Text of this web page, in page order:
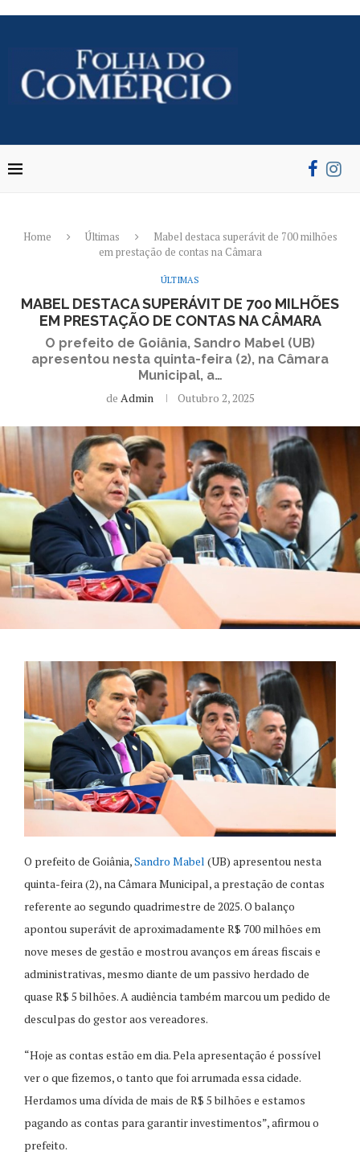
Home Últimas
Mabel destaca superávit de 700 milhões
em prestação de contas na Câmara
ÚLTIMAS
MABEL DESTACA SUPERÁVIT DE 700 MILHÕES
EM PRESTAÇÃO DE CONTAS NA CÂMARA
O prefeito de Goiânia, Sandro Mabel (UB)
apresentou nesta quinta-feira (2), na Câmara
Municipal, a…
de Admin Outubro 2, 2025
O prefeito de Goiânia,Sandro Mabel (UB) apresentou nesta
quinta-feira (2), na Câmara Municipal, a prestação de contas
referente ao segundo quadrimestre de 2025. O balanço
apontou superávit de aproximadamente R$ 700 milhões em
nove meses de gestão e mostrou avanços em áreas fiscais e
administrativas, mesmo diante de um passivo herdado de
quase R$ 5 bilhões. A audiência também marcou um pedido de
desculpas do gestor aos vereadores.
“Hoje as contas estão em dia. Pela apresentação é possível
ver o que fizemos, o tanto que foi arrumada essa cidade.
Herdamos uma dívida de mais de R$ 5 bilhões e estamos
pagando as contas para garantir investimentos”, afirmou o
prefeito.